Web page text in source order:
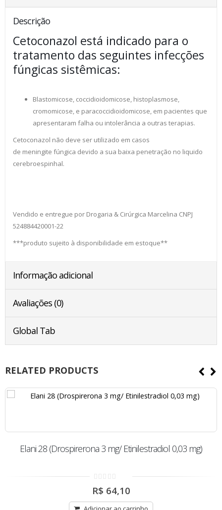
Descrição
Cetoconazol está indicado para o
tratamento das seguintes infecções
fúngicas sistêmicas:
Blastomicose, coccidioidomicose, histoplasmose,
cromomicose, e paracoccidioidomicose, em pacientes que
apresentaram falha ou intolerância a outras terapias.
Cetoconazol não deve ser utilizado em casos
de meningite fúngica devido a sua baixa penetração no liquido
cerebroespinhal.
Vendido e entregue por Drogaria & Cirúrgica Marcelina CNPJ
524884420001-22
***produto sujeito à disponibilidade em estoque**
Informação adicional
Avaliações (0)
Global Tab
RELATED PRODUCTS
Elani 28 (Drospirerona 3 mg/ Etinilestradiol 0,03 mg)
0
out
5
R$ 64,10